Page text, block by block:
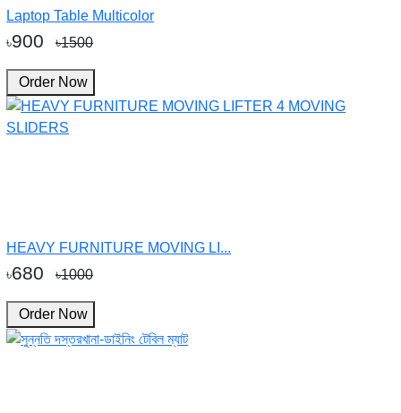
Laptop Table Multicolor
৳900 ৳1500
Order Now
HEAVY FURNITURE MOVING LI...
৳680 ৳1000
Order Now